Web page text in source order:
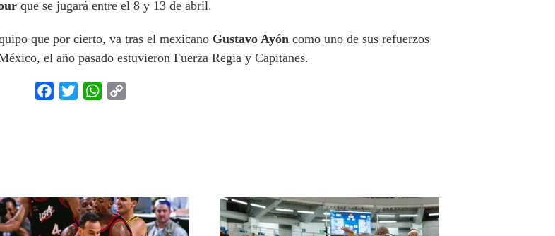
que se jugará entre el 8 y 13 de abril.
que por cierto, va tras el mexicano Gustavo Ayón como uno de sus refuerzos
el año pasado estuvieron Fuerza Regia y Capitanes.
Facebook
Twitter WhatsApp